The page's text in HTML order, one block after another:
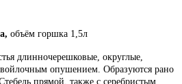
объём горшка 1,5л
длинночерешковые, округлые,
войлочным опушением. Образуются рано
прямой, также с серебристым